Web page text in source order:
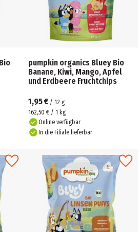
pumpkin organics Bluey Bio
Banane, Kiwi, Mango, Apfel
und Erdbeere Fruchtchips
1,95 € / 12 g
162,50 € / 1 kg
Online verfügbar
In die Filiale lieferbar